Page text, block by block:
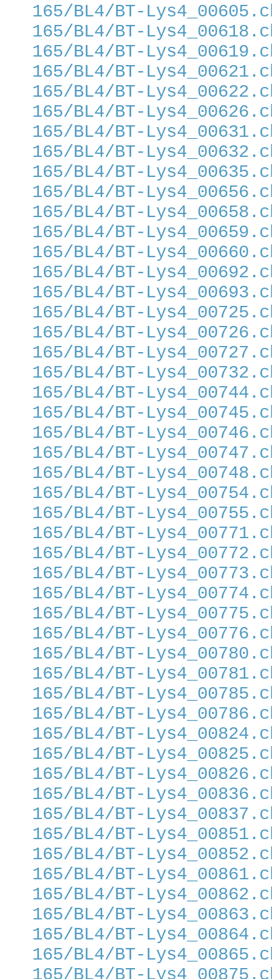
165/BL4/BT-
165/BL4/BT-
165/BL4/BT-
165/BL4/BT-
165/BL4/BT-
165/BL4/BT-
165/BL4/BT-
165/BL4/BT-
165/BL4/BT-
165/BL4/BT-
165/BL4/BT-
165/BL4/BT-
165/BL4/BT-
165/BL4/BT-
165/BL4/BT-
165/BL4/BT-
165/BL4/BT-
165/BL4/BT-
165/BL4/BT-
165/BL4/BT-
165/BL4/BT-
165/BL4/BT-
165/BL4/BT-
165/BL4/BT-
165/BL4/BT-
165/BL4/BT-
165/BL4/BT-
165/BL4/BT-
165/BL4/BT-
165/BL4/BT-
165/BL4/BT-
165/BL4/BT-
165/BL4/BT-
165/BL4/BT-
165/BL4/BT-
165/BL4/BT-
165/BL4/BT-
165/BL4/BT-
165/BL4/BT-
165/BL4/BT-
165/BL4/BT-
165/BL4/BT-
165/BL4/BT-
165/BL4/BT-
165/BL4/BT-
165/BL4/BT-
165/BL4/BT-
165/BL4/BT-